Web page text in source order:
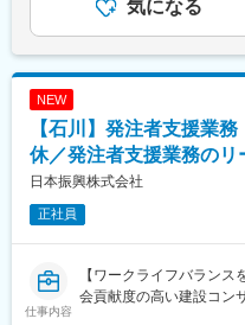
■職務内容：
公共事業の発注者である
をお任せ致します。
（1）資料作成・整理
事業に関する各種資料（
等）の作成・取りまとめ
（2）積算支援
工事予定価格算出のため
作成、システム入力等を支
工事図面・施工状況の
認、変更対応、完了検査
年2回（7月・12月）※別
【年収例】38歳・中途
技術士補（基本給28.64
安の金額であり、選考を
気になる
NEW
【石川】発注者支援業
休／発注者支援業務の
日本振興株式会社
正社員
仕事内容
【ワークライフバラン
会貢献度の高い建設コン